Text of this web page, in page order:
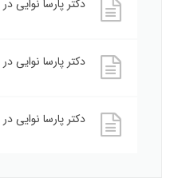
دکتر پارسا نواییدر
دکتر پارسا نواییدر
دکتر پارسا نواییدر